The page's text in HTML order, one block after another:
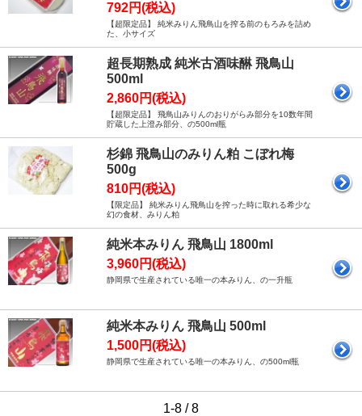
792円(税込)
【超限定品】 純米みりん飛鳥山を搾る前のもろみを詰め
た、小サイズ
超長期熟成 純米古酒味醂 飛鳥山
500ml
2,860円(税込)
【超限定品】 飛鳥山みりんのおりがらみ部分を10数年間
貯蔵した上澄み部分、の500ml瓶
杉錦 飛鳥山のみりん粕 こぼれ梅
500g
810円(税込)
【限定品】 純米みりん飛鳥山を搾った時に取れる希少な
幻の食材、みりん粕
純米本みりん 飛鳥山 1800ml
3,960円(税込)
静岡県で生産されている唯一の本みりん、の一升瓶
純米本みりん 飛鳥山 500ml
1,500円(税込)
静岡県で生産されている唯一の本みりん、の500ml瓶
1-8 / 8